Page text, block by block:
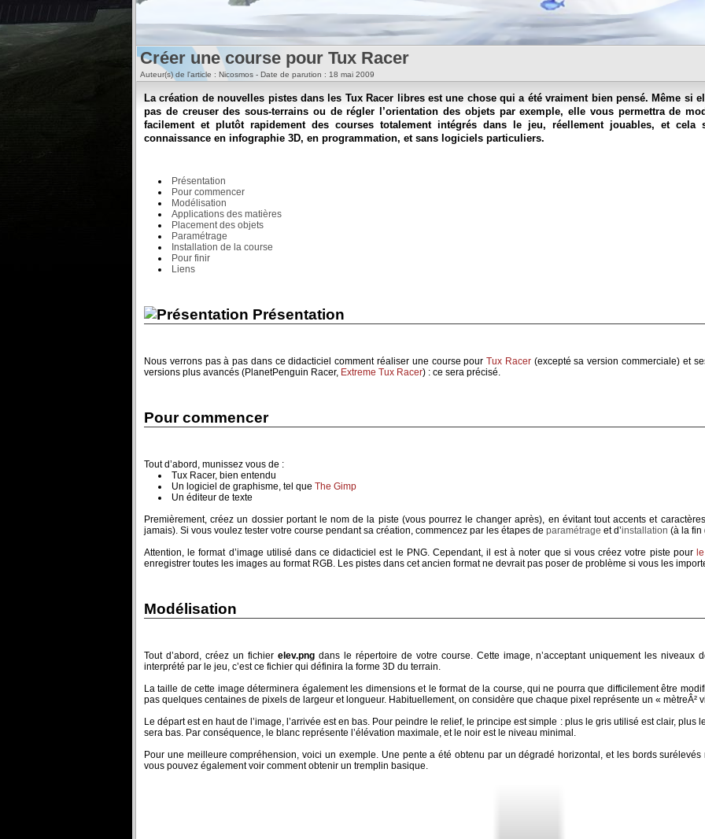
Créer une course pour Tux Racer
Auteur(s) de l'article : Nicosmos - Date de parution : 18 mai 2009
La création de nouvelles pistes dans les Tux Racer libres est une chose qui a été vraiment bien pensé. Même si
pas de creuser des sous-terrains ou de régler l’orientation des objets par exemple, elle vous permettra de
facilement et plutôt rapidement des courses totalement intégrés dans le jeu, réellement jouables, et cela
connaissance en infographie 3D, en programmation, et sans logiciels particuliers.
Présentation
Pour commencer
Modélisation
Applications des matières
Placement des objets
Paramétrage
Installation de la course
Pour finir
Liens
Présentation
Nous verrons pas à pas dans ce didacticiel comment réaliser une course pourTux Racer(excepté sa version commerciale) et
versions plus avancés (PlanetPenguin Racer, Extreme Tux Racer) : ce sera précisé.
Pour commencer
Tout d’abord, munissez vous de :
Tux Racer, bien entendu
Un logiciel de graphisme, tel que The Gimp
Un éditeur de texte
Premièrement, créez un dossier portant le nom de la piste (vous pourrez le changer après), en évitant tout accents et
jamais). Si vous voulez tester votre course pendant sa création, commencez par les étapes de paramétrage et d’installation (à la fin
Attention, le format d’image utilisé dans ce didacticiel est le PNG. Cependant, il est à noter que si vous créez votre piste pour
enregistrer toutes les images au format RGB. Les pistes dans cet ancien format ne devrait pas poser de problème si vous les
Modélisation
Tout d’abord, créez un fichier elev.pngdans le répertoire de votre course. Cette image, n’acceptant uniquement les niveaux
interprété par le jeu, c’est ce fichier qui définira la forme 3D du terrain.
La taille de cette image déterminera également les dimensions et le format de la course, qui ne pourra que difficilement être
pas quelques centaines de pixels de largeur et longueur. Habituellement, on considère que chaque pixel représente un « mètreÂ²
Le départ est en haut de l’image, l’arrivée est en bas. Pour peindre le relief, le principe est simple : plus le gris utilisé est clair, plus
sera bas. Par conséquence, le blanc représente l’élévation maximale, et le noir est le niveau minimal.
Pour une meilleure compréhension, voici un exemple. Une pente a été obtenu par un dégradé horizontal, et les bords
vous pouvez également voir comment obtenir un tremplin basique.